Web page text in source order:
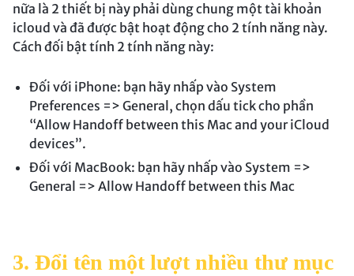
nữa là 2 thiết bị này phải dùng chung một tài khoản
icloud và đã được bật hoạt động cho 2 tính năng này.
Cách đối bật tính 2 tính năng này:
Đối với iPhone: bạn hãy nhấp vào System
Preferences => General, chọn dấu tick cho phần
“Allow Handoff between this Mac and your iCloud
devices”.
Đối với MacBook: bạn hãy nhấp vào System =>
General => Allow Handoff between this Mac
3. Đổi tên một lượt nhiều thư mục